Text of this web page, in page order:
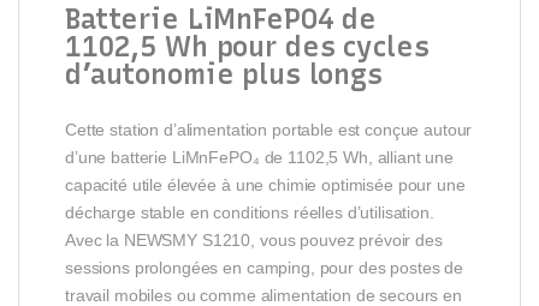
Batterie LiMnFePO4 de
1102,5 Wh pour des cycles
d’autonomie plus longs
Cette station d’alimentation portable est conçue autour
d’une batterie LiMnFePO₄ de 1102,5 Wh, alliant une
capacité utile élevée à une chimie optimisée pour une
décharge stable en conditions réelles d’utilisation.
Avec la NEWSMY S1210, vous pouvez prévoir des
sessions prolongées en camping, pour des postes de
travail mobiles ou comme alimentation de secours en